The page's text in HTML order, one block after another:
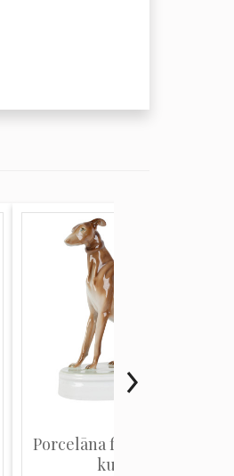
Porcelāna figūra "Angļu
kurts"